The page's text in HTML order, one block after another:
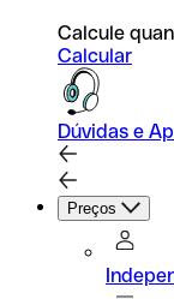
Calcule
Calcular
Dúvidas e
Preços